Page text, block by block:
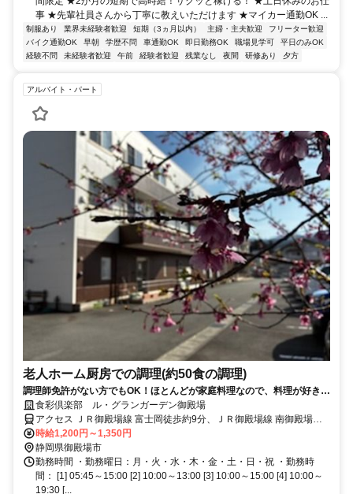
事 ★先輩社員さんから丁寧に教えいただけます ★マイカー通勤OK ...
制服あり 業界未経験者歓迎 短期（3ヵ月以内） 主婦・主夫歓迎
フリーター歓迎
バイク通勤OK
早朝 学歴不問 車通勤OK 即日勤務OK 職場見学可
平日のみOK
経験不問
未経験者歓迎 午前 経験者歓迎 残業なし 夜間 研修あり 夕方
アルバイト・パート
老人ホーム厨房での調理(約50食の調理)
調理師免許がない方でもOK！ほとんどが家庭料理なので、料理が好きな
方はすぐに活躍できますよ♪
食彩倶楽部 ル・グランガーデン御殿場
アクセス ＪＲ御殿場線 富士岡徒歩約9分、ＪＲ御殿場線 南御殿場徒
歩約40分、ＪＲ御殿場線 岩波徒歩約51分
時給1,200円～1,350円
静岡県御殿場市
勤務時間 ・勤務曜日：月・火・水・木・金・土・日・祝 ・勤務時
間： [1] 05:45～15:00 [2] 10:00～13:00 [3] 10:00～15:00 [4] 10:00～
19:30 [...